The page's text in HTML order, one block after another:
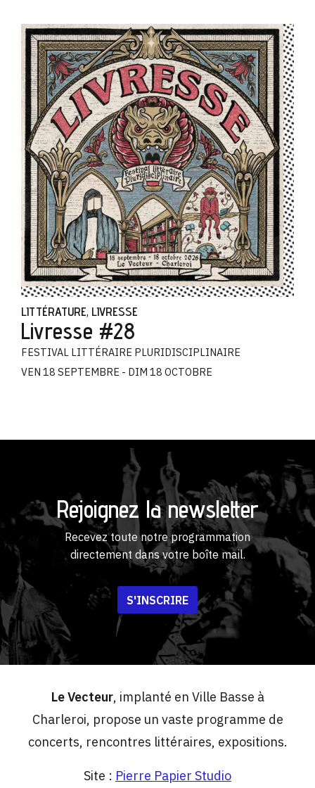
LITTÉRATURE, LIVRESSE
Livresse #28
FESTIVAL LITTÉRAIRE PLURIDISCIPLINAIRE
VEN 18 SEPTEMBRE - DIM 18 OCTOBRE
Rejoignez la newsletter
Recevez toute notre programmation
directement dans votre boîte mail.
S'INSCRIRE
Le Vecteur, implanté en Ville Basse à
Charleroi, propose un vaste programme de
concerts, rencontres littéraires, expositions.
Site : Pierre Papier Studio